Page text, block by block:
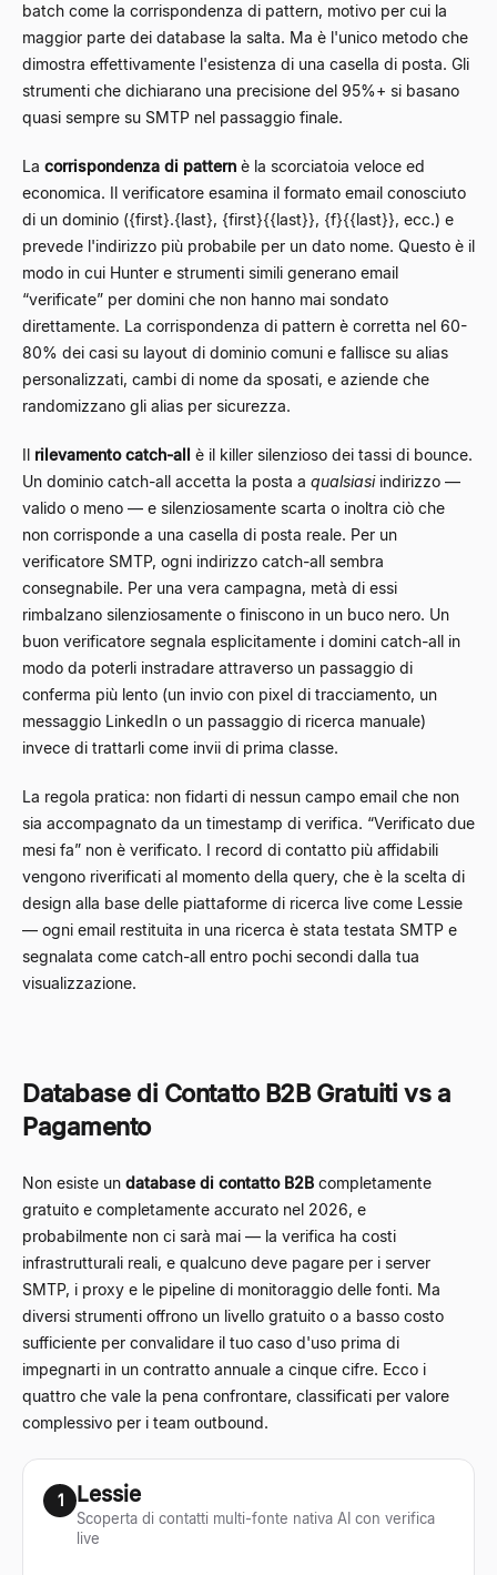
batch come la corrispondenza di pattern, motivo per cui la
maggior parte dei database la salta. Ma è l'unico metodo che
dimostra effettivamente l'esistenza di una casella di posta. Gli
strumenti che dichiarano una precisione del 95%+ si basano
quasi sempre su SMTP nel passaggio finale.
La corrispondenza di pattern è la scorciatoia veloce ed
economica. Il verificatore esamina il formato email conosciuto
di un dominio ({first}.{last}, {first}{{last}}, {f}{{last}}, ecc.) e
prevede l'indirizzo più probabile per un dato nome. Questo è il
modo in cui Hunter e strumenti simili generano email
“verificate” per domini che non hanno mai sondato
direttamente. La corrispondenza di pattern è corretta nel 60-
80% dei casi su layout di dominio comuni e fallisce su alias
personalizzati, cambi di nome da sposati, e aziende che
randomizzano gli alias per sicurezza.
Il rilevamento catch-all è il killer silenzioso dei tassi di bounce.
Un dominio catch-all accetta la posta a qualsiasiindirizzo —
valido o meno — e silenziosamente scarta o inoltra ciò che
non corrisponde a una casella di posta reale. Per un
verificatore SMTP, ogni indirizzo catch-all sembra
consegnabile. Per una vera campagna, metà di essi
rimbalzano silenziosamente o finiscono in un buco nero. Un
buon verificatore segnala esplicitamente i domini catch-all in
modo da poterli instradare attraverso un passaggio di
conferma più lento (un invio con pixel di tracciamento, un
messaggio LinkedIn o un passaggio di ricerca manuale)
invece di trattarli come invii di prima classe.
La regola pratica: non fidarti di nessun campo email che non
sia accompagnato da un timestamp di verifica. “Verificato due
mesi fa” non è verificato. I record di contatto più affidabili
vengono riverificati al momento della query, che è la scelta di
design alla base delle piattaforme di ricerca live come Lessie
— ogni email restituita in una ricerca è stata testata SMTP e
segnalata come catch-all entro pochi secondi dalla tua
visualizzazione.
Database di Contatto B2B Gratuiti vs a
Pagamento
Non esiste un database di contatto B2B completamente
gratuito e completamente accurato nel 2026, e
probabilmente non ci sarà mai — la verifica ha costi
infrastrutturali reali, e qualcuno deve pagare per i server
SMTP, i proxy e le pipeline di monitoraggio delle fonti. Ma
diversi strumenti offrono un livello gratuito o a basso costo
sufficiente per convalidare il tuo caso d'uso prima di
impegnarti in un contratto annuale a cinque cifre. Ecco i
quattro che vale la pena confrontare, classificati per valore
complessivo per i team outbound.
1 Lessie
Scoperta di contatti multi-fonte nativa AI con verifica
live